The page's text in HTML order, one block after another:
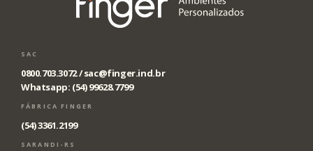
SAC
0800.703.3072 /sac@finger.ind.br
Whatsapp: (54) 99628.7799
FÁBRICA FINGER
(54) 3361.2199
SARANDI-RS